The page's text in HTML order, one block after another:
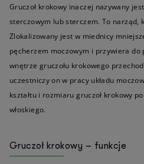
Gruczoł krokowy inaczej nazywany
sterczowym lub sterczem. To narząd,
Zlokalizowany jest w miednicy
pęcherzem moczowym i przywiera do
wnętrze gruczołu krokowego
uczestniczy on w pracy układu
kształtu i rozmiaru gruczoł krokowy
włoskiego.
Gruczoł krokowy – funkcje